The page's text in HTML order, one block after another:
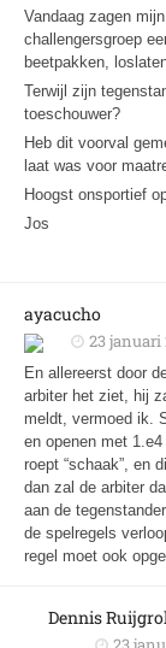
Vandaag zagen
challengersgroep
beetpakken,
Terwijl zijn
toeschouwer?
Heb dit voorval
laat was voor
Hoogst onsportief
Jos
ayacucho
23 januari
En allereerst door
arbiter het ziet, hij
meldt, vermoed ik.
en openen met
roept “schaak”, en
dan zal de arbiter
aan de
de spelregels
regel moet ook
Dennis